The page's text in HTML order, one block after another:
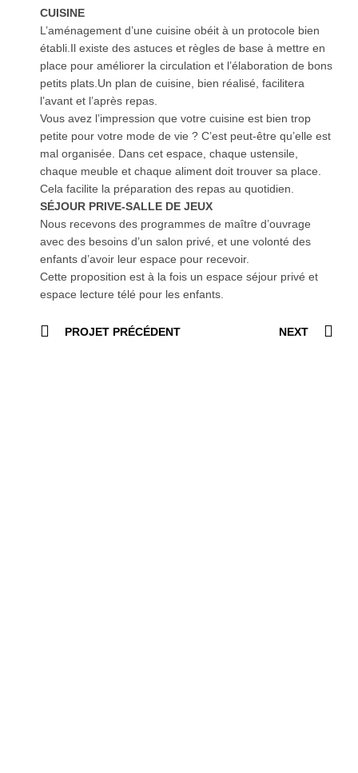
CUISINE
L’aménagement d’une cuisine obéit à un protocole bien
établi.Il existe des astuces et règles de base à mettre en
place pour améliorer la circulation et l’élaboration de bons
petits plats.Un plan de cuisine, bien réalisé, facilitera
l’avant et l’après repas.
Vous avez l’impression que votre cuisine est bien trop
petite pour votre mode de vie ? C’est peut-être qu’elle est
mal organisée. Dans cet espace, chaque ustensile,
chaque meuble et chaque aliment doit trouver sa place.
Cela facilite la préparation des repas au quotidien.
SÉJOUR PRIVE-SALLE DE JEUX
Nous recevons des programmes de maître d’ouvrage
avec des besoins d’un salon privé, et une volonté des
enfants d’avoir leur espace pour recevoir.
Cette proposition est à la fois un espace séjour privé et
espace lecture télé pour les enfants.
PROJET PRÉCÉDENT NEXT